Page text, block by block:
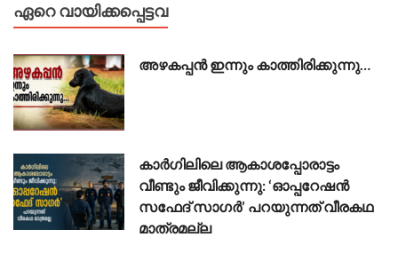
ഏറെ വായിക്കപ്പെട്ടവ
അഴകപ്പൻ ഇന്നും കാത്തിരിക്കുന്നു…
കാർഗിലിലെ ആകാശപ്പോരാട്ടം
വീണ്ടും ജീവിക്കുന്നു: ‘ഓപ്പറേഷൻ
സഫേദ് സാഗർ’ പറയുന്നത് വീരകഥ
മാത്രമല്ല